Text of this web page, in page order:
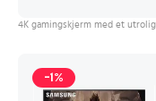
4K gamingskjerm med et utrolig
-1%